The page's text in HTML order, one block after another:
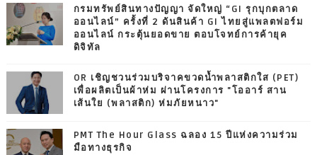
กรมทรัพย์สินทางปัญญา จัดใหญ่ “GI รุกบุกตลาด
ออนไลน์” ครั้งที่ 2 ดันสินค้า GI ไทยสู่แพลตฟอร์ม
ออนไลน์ กระตุ้นยอดขาย ตอบโจทย์การค้ายุค
ดิจิทัล
OR เชิญชวนร่วมบริจาคขวดน้ำพลาสติกใส (PET)
เพื่อผลิตเป็นผ้าห่ม ผ่านโครงการ "โออาร์ สาน
เส้นใย (พลาสติก) ห่มภัยหนาว"
PMT The Hour Glass ฉลอง 15 ปีแห่งความร่วม
มือทางธุรกิจ